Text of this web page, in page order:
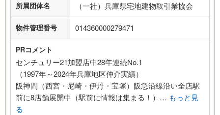
所属団体名 （一社）兵庫県宅地建物取引業協会
物件管理番号 014360000279471
PRコメント
センチュリー21加盟店中28年連続No.1
（1997年～2024年兵庫地区仲介実績）
阪神間（西宮・尼崎・伊丹・宝塚）阪急沿線沿い全店駅
前に8店舗展開中（駅前に情報は集まる！）… もっと見
る